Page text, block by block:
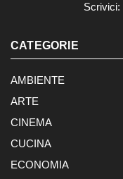
Scrivici:
CATEGORIE
AMBIENTE
ARTE
CINEMA
CUCINA
ECONOMIA